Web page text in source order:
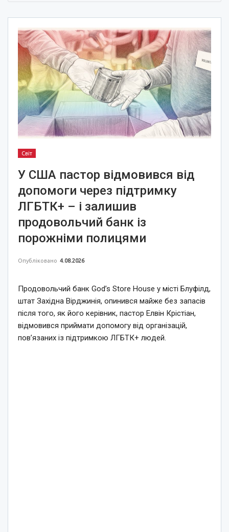
Світ
У США пастор відмовився від
допомоги через підтримку
ЛГБТК+ – і залишив
продовольчий банк із
порожніми полицями
Опубліковано 4.08.2026
Продовольчий банк God’s Store House у місті Блуфілд,
штат Західна Вірджинія, опинився майже без запасів
після того, як його керівник, пастор Елвін Крістіан,
відмовився приймати допомогу від організацій,
пов’язаних із підтримкою ЛГБТК+ людей.